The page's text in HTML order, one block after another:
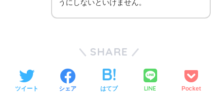
うにしないといけません。
SHARE
ツイート シェア はてブ LINE Pocket